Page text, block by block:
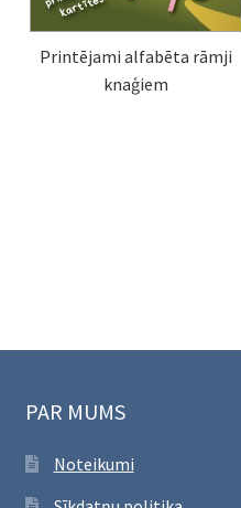
Printējami alfabēta rāmji
knaģiem
PAR MUMS
Noteikumi